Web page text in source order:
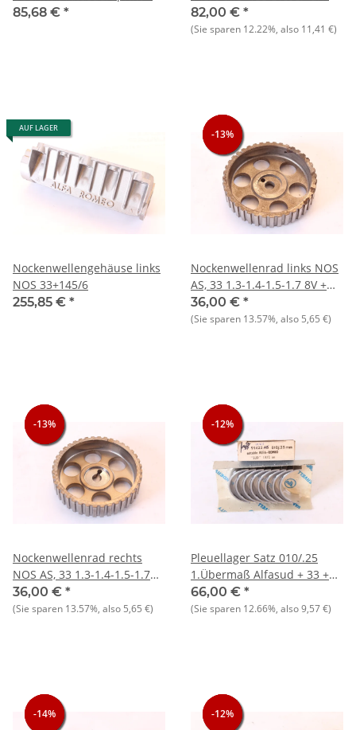
33 + 145/6
85,68 € *
Fiat und Lancia
82,00 € *
(Sie sparen 12.22%, also 11,41 €)
AUF LAGER
Nockenwellengehäuse links
NOS 33+145/6
255,85 € *
-13%
-13%
-13%
Nockenwellenrad links NOS
AS, 33 1.3-1.4-1.5-1.7 8V +
145/146 1.3 1.6
36,00 € *
(Sie sparen 13.57%, also 5,65 €)
-13%
-13%
-13%
Nockenwellenrad rechts
NOS AS, 33 1.3-1.4-1.5-1.7
8V + 145/146 1.3 1.6
36,00 € *
(Sie sparen 13.57%, also 5,65 €)
-12%
-12%
-12%
Pleuellager Satz 010/.25
1.Übermaß Alfasud + 33 +
145/6
66,00 € *
(Sie sparen 12.66%, also9,57 €)
-14%
-14%
-14% -12%
-12%
-12%